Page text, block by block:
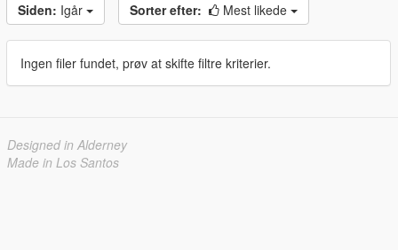
Siden: Igår Sorter efter: Mest likede
Ingen filer fundet, prøv at skifte filtre kriterier.
Designed in Alderney
Made in Los Santos